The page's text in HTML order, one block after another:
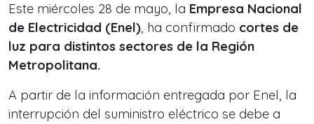
Este miércoles 28 de mayo, la Empresa Nacional
de Electricidad (Enel), ha confirmado cortes de
luz para distintos sectores de la Región
Metropolitana.
A partir de la información entregada por Enel, la
interrupción del suministro eléctrico se debe a